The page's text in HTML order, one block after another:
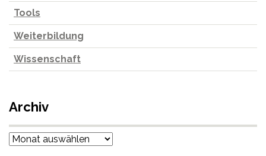
Tools
Weiterbildung
Wissenschaft
Archiv
Archiv